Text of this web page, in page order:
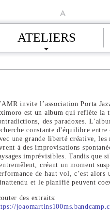
A
ATELIERS
invite l’association Porta
est un album qui reflète la
des paradoxes.
constante d'équilibre entre
une grande liberté créative, les
à des improvisations
imprévisibles. Tandis que
créant un moment
de haut vol, c’est alors
et le planifié peuvent
des extraits: